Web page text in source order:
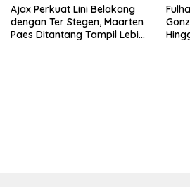
Ajax Perkuat Lini Belakang
dengan Ter Stegen, Maarten
Paes Ditantang Tampil Lebih